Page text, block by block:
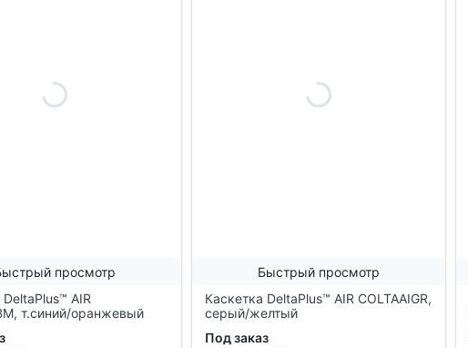
просмотр
AIR
т.синий/оранжевый
Быстрый просмотр
Каскетка DeltaPlus™ AIR COLTAAIGR,
серый/желтый
Под заказ